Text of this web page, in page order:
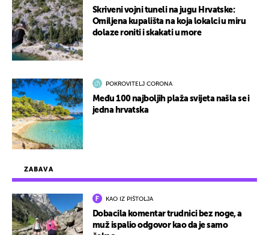
ZABAVA
KAO IZ PIŠTOLJA
Dobacila komentar trudnici bez noge, a
muž ispalio odgovor kao da je samo
Skriveni vojni tuneli na jugu Hrvatske:
Omiljena kupališta na koja lokalci u miru
dolaze roniti i skakati u more
POKROVITELJ CORONA
Među 100 najboljih plaža svijeta našla se i
jedna hrvatska